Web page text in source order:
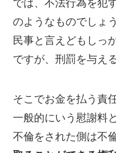
では、不法行為を犯
のようなものでしょう
民事と言えどもしっ
ですが、刑罰を与え
そこでお金を払う責
一般的にいう慰謝料
不倫をされた側は不